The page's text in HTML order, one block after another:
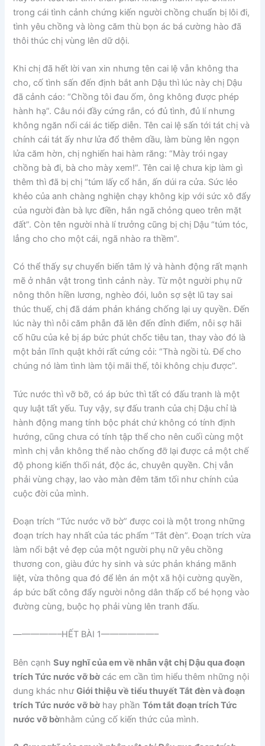
trong cái tình cảnh chứng kiến người chồng chuẩn bị lôi đi,
tình yêu chồng và lòng căm thù bọn ác bá cường hào đã
thôi thúc chị vùng lên dữ dội.
Khi chị đã hết lời van xin nhưng tên cai lệ vẫn không tha
cho, cố tình sấn đến định bắt anh Dậu thì lúc này chị Dậu
đã cảnh cáo: “Chồng tôi đau ốm, ông không được phép
hành hạ”. Câu nói đầy cứng rắn, có đủ tình, đủ lí nhưng
không ngăn nổi cái ác tiếp diễn. Tên cai lệ sấn tới tát chị và
chính cái tát ấy như lửa đổ thêm dầu, làm bùng lên ngọn
lửa căm hờn, chị nghiến hai hàm răng: “Mày trói ngay
chồng bà đi, bà cho mày xem!”. Tên cai lệ chưa kịp làm gì
thêm thì đã bị chị “túm lấy cổ hắn, ấn dúi ra cửa. Sức lẻo
khẻo của anh chàng nghiện chạy không kịp với sức xô đẩy
của người đàn bà lực điền, hắn ngã chỏng queo trên mặt
đất”. Còn tên người nhà lí trưởng cũng bị chị Dậu “túm tóc,
lẳng cho cho một cái, ngã nhào ra thềm”.
Có thể thấy sự chuyển biến tâm lý và hành động rất mạnh
mẽ ở nhân vật trong tình cảnh này. Từ một người phụ nữ
nông thôn hiền lương, nghèo đói, luôn sợ sệt lũ tay sai
thúc thuế, chị đã dám phản kháng chống lại uy quyền. Đến
lúc này thì nỗi căm phẫn đã lên đến đỉnh điểm, nỗi sợ hãi
cố hữu của kẻ bị áp bức phút chốc tiêu tan, thay vào đó là
một bản lĩnh quật khởi rất cứng cỏi: “Thà ngồi tù. Để cho
chúng nó làm tình làm tội mãi thế, tôi không chịu được”.
Tức nước thì vỡ bỡ, có áp bức thì tất có đấu tranh là một
quy luật tất yếu. Tuy vậy, sự đấu tranh của chị Dậu chỉ là
hành động mang tính bộc phát chứ không có tính định
hướng, cũng chưa có tính tập thể cho nên cuối cùng một
mình chị vẫn không thể nào chống đỡ lại được cả một chế
độ phong kiến thối nát, độc ác, chuyên quyền. Chị vẫn
phải vùng chạy, lao vào màn đêm tăm tối như chính của
cuộc đời của mình.
Đoạn trích “Tức nước vỡ bờ” được coi là một trong những
đoạn trích hay nhất của tác phẩm “Tắt đèn”. Đoạn trích vừa
làm nổi bật vẻ đẹp của một người phụ nữ yêu chồng
thương con, giàu đức hy sinh và sức phản kháng mãnh
liệt, vừa thông qua đó để lên án một xã hội cường quyền,
áp bức bất công đẩy người nông dân thấp cổ bé họng vào
đường cùng, buộc họ phải vùng lên tranh đấu.
—————–HẾT BÀI 1——————–
Bên cạnhSuy nghĩ của em về nhân vật chị Dậu qua đoạn
trích Tức nước vỡ bờ các em cần tìm hiểu thêm những nội
dung khác nhưGiới thiệu về tiểu thuyết Tắt đèn và đoạn
trích Tức nước vỡ bờ hay phầnTóm tắt đoạn trích Tức
nước vỡ bờnhằm củng cố kiến thức của mình.